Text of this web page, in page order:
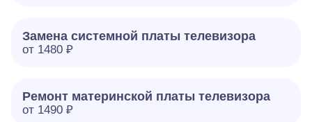
Замена системной платы телевизора
от 1480 ₽
Ремонт материнской платы телевизора
от 1490 ₽